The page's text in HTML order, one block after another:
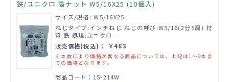
鉄/ユニクロ 高ナット W5/16X25 (10個入)
サイズ/規格: W5/16X25
ねじタイプ:インチねじ ねじの呼び:W5/16(2分5厘) 材
質:鉄 処理:ユニクロ
販売価格(税込)： ￥483
※本数により価格が異なる商品については、上記は1～9本ま
での価格となります。
商品コード：15-214W